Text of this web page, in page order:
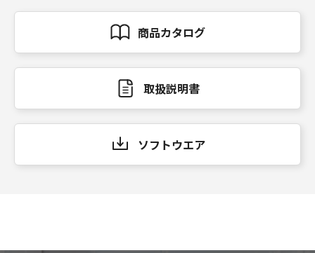
商品カタログ
取扱説明書
ソフトウエア